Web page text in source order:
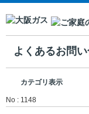
よくあるお問
カテゴリ表示
No : 1148